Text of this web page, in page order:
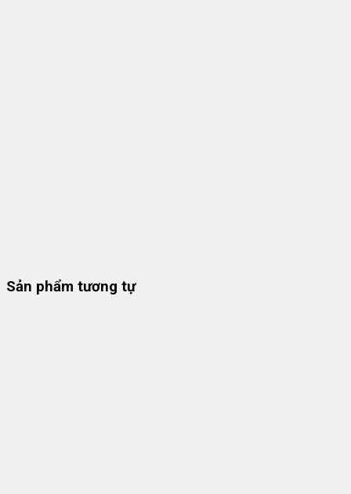
Sản phẩm tương tự